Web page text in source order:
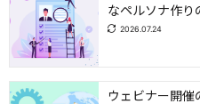
なペルソナ作り
2026.07.24
ウェビナー開催